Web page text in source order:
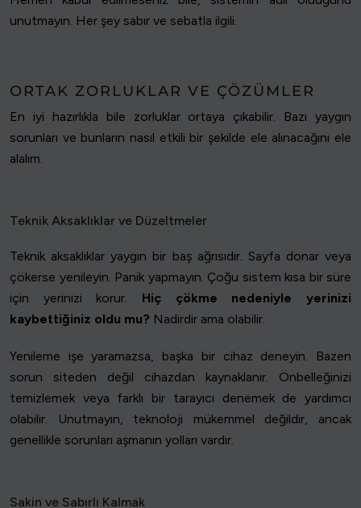
unutmayın. Her şey sabır ve sebatla ilgili.
ORTAK ZORLUKLAR VE ÇÖZÜMLER
En iyi hazırlıkla bile zorluklar ortaya çıkabilir. Bazı yaygın
sorunları ve bunların nasıl etkili bir şekilde ele alınacağını ele
alalım.
Teknik Aksaklıklar ve Düzeltmeler
Teknik aksaklıklar yaygın bir baş ağrısıdır. Sayfa donar veya
çökerse yenileyin. Panik yapmayın. Çoğu sistem kısa bir süre
için yerinizi korur. Hiç çökme nedeniyle yerinizi
kaybettiğiniz oldu mu? Nadirdir ama olabilir.
Yenileme işe yaramazsa, başka bir cihaz deneyin. Bazen
sorun siteden değil cihazdan kaynaklanır. Önbelleğinizi
temizlemek veya farklı bir tarayıcı denemek de yardımcı
olabilir. Unutmayın, teknoloji mükemmel değildir, ancak
genellikle sorunları aşmanın yolları vardır.
Sakin ve Sabırlı Kalmak